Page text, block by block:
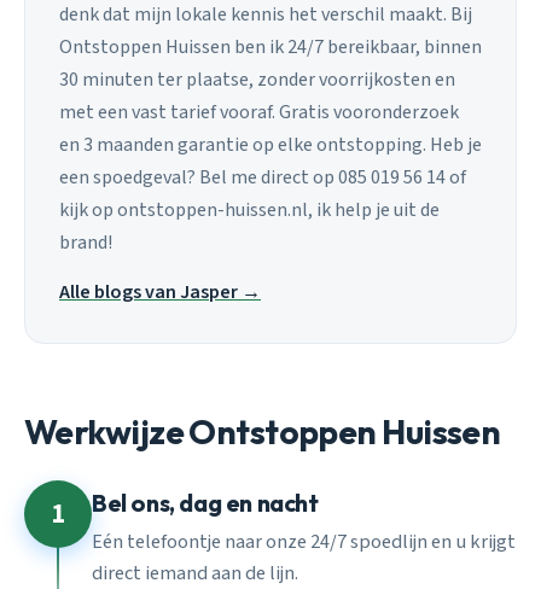
denk dat mijn lokale kennis het verschil maakt. Bij
Ontstoppen Huissen ben ik 24/7 bereikbaar, binnen
30 minuten ter plaatse, zonder voorrijkosten en
met een vast tarief vooraf. Gratis vooronderzoek
en 3 maanden garantie op elke ontstopping. Heb je
een spoedgeval? Bel me direct op 085 019 56 14 of
kijk op ontstoppen-huissen.nl, ik help je uit de
brand!
Alle blogs van Jasper →
Werkwijze Ontstoppen Huissen
1 Bel ons, dag en nacht
Eén telefoontje naar onze 24/7 spoedlijn en u krijgt
direct iemand aan de lijn.